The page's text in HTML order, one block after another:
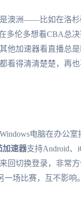
澳洲——比如在洛
多伦多想看CBA总
他加速器看直播总
看得清清楚楚，再
电脑在办公室
加速器支持Android、
回切换登录，非常
场比赛，互不影响。